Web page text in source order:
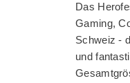
Das
Gaming,
Schweiz -
und